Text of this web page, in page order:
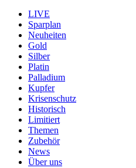
LIVE
Sparplan
Neuheiten
Gold
Silber
Platin
Palladium
Kupfer
Krisenschutz
Historisch
Limitiert
Themen
Zubehör
News
Über uns